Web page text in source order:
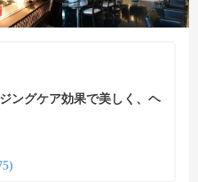
ングケア効果で美しく、ヘ